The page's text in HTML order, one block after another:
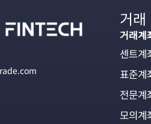
거래
거래계
센트계
표준계
전문계
모의계